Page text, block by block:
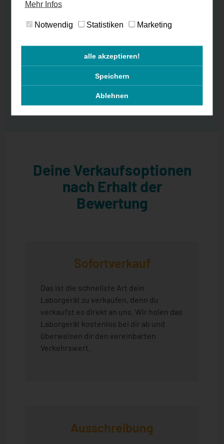
Deine Verkaufsoptionen
nach Erhalt der
Bewertung
Sofortverkauf
Das ist die schnellste Art dein
Laborgerät zu verkaufen, denn du
verkaufst es direkt an uns. Wir holen das
Laborgerät kostenlos bei dir ab und
überweisen dir den vereinbarten
Verkehrswert.
Ausschreibung
Mehr Infos
Notwendig Statistiken Marketing
alle akzeptieren!
Speichern
Ablehnen